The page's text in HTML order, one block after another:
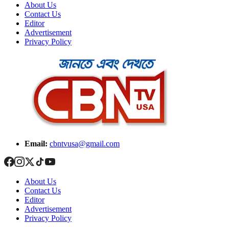
About Us
Contact Us
Editor
Advertisement
Privacy Policy
Email: cbntvusa@gmail.com
About Us
Contact Us
Editor
Advertisement
Privacy Policy